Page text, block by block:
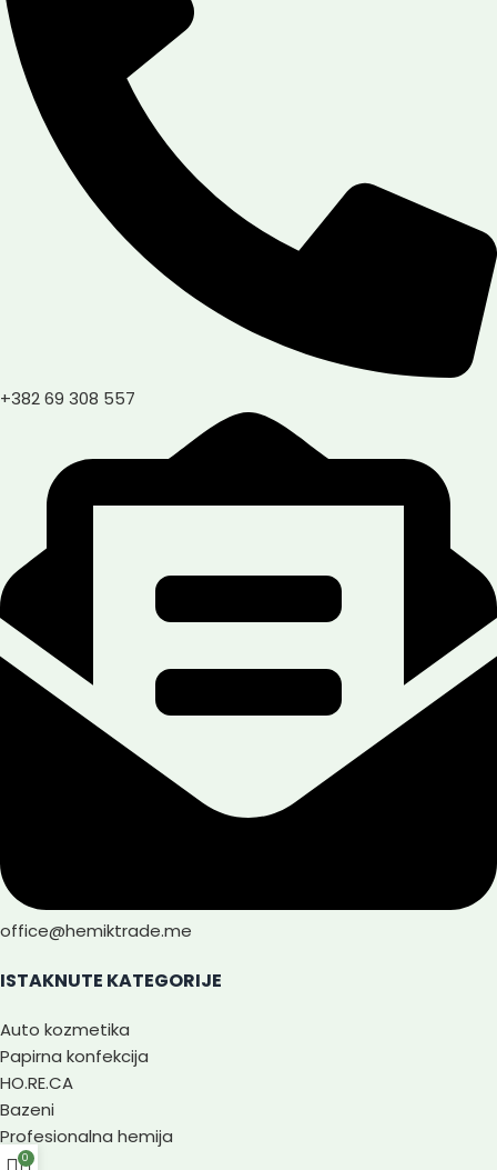
+382 69 308 557
office@hemiktrade.me
ISTAKNUTE KATEGORIJE
Auto kozmetika
Papirna konfekcija
HO.RE.CA
Bazeni
Profesionalna hemija
0